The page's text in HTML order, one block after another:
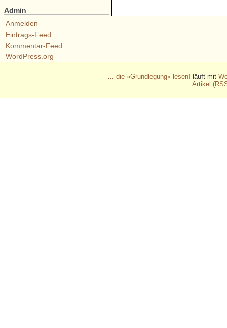
Admin
Anmelden
Eintrags-Feed
Kommentar-Feed
WordPress.org
… die »Grundlegung« lesen! läuft mit
Artikel